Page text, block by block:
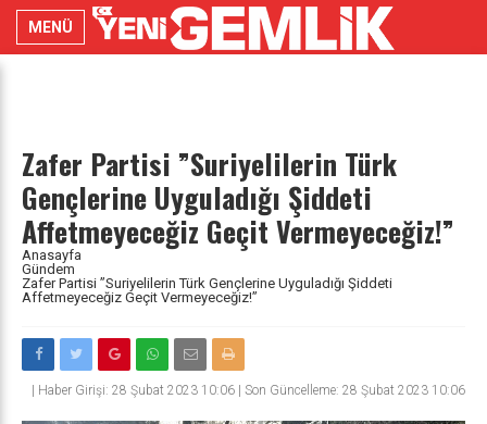
MENÜ
Zafer Partisi ”Suriyelilerin Türk
Gençlerine Uyguladığı Şiddeti
Affetmeyeceğiz Geçit Vermeyeceğiz!”
Anasayfa
Gündem
Zafer Partisi ”Suriyelilerin Türk Gençlerine Uyguladığı Şiddeti
Affetmeyeceğiz Geçit Vermeyeceğiz!”
Haber Girişi: 28 Şubat 2023 10:06 | Son Güncelleme: 28 Şubat 2023 10:06